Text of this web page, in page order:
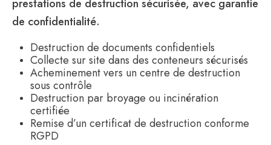
prestations de destruction sécurisée, avec garantie
de confidentialité.
Destruction de documents confidentiels
Collecte sur site dans des conteneurs sécurisés
Acheminement vers un centre de destruction
sous contrôle
Destruction par broyage ou incinération
certifiée
Remise d’un certificat de destruction conforme
RGPD